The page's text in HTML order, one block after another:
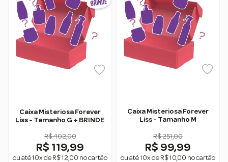
Caixa Misteriosa Forever
Liss - Tamanho G + BRINDE
R$ 402,00
R$ 119,99
ou até 10x de R$ 12,00 no cartão
Caixa Misteriosa Forever
Liss - Tamanho M
R$ 251,00
R$ 99,99
ou até 10x de R$ 10,00 no cartão